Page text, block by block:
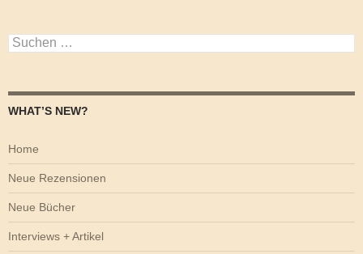
Suchen
nach:
WHAT’S NEW?
Home
Neue Rezensionen
Neue Bücher
Interviews + Artikel